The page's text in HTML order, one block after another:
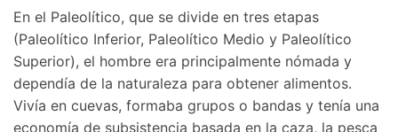
En el Paleolítico, que se divide en tres etapas
(Paleolítico Inferior, Paleolítico Medio y Paleolítico
Superior), el hombre era principalmente nómada y
dependía de la naturaleza para obtener alimentos.
Vivía en cuevas, formaba grupos o bandas y tenía una
economía de subsistencia basada en la caza, la pesca